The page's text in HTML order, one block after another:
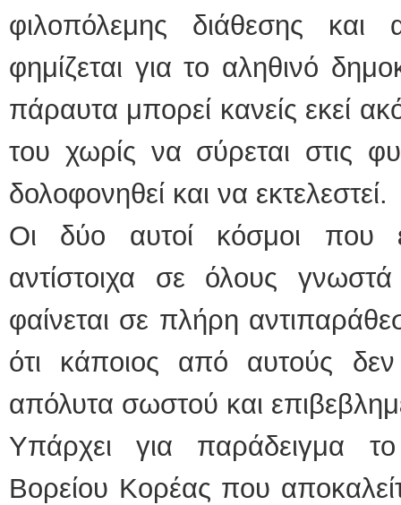
φιλοπόλεμης διάθεσης
φημίζεται για το αληθινό
πάραυτα μπορεί κανείς εκεί
του χωρίς να σύρεται στις
δολοφονηθεί και να εκτελεστεί.
Οι δύο αυτοί κόσμοι που
αντίστοιχα σε όλους
φαίνεται σε πλήρη
ότι κάποιος από αυτούς δεν
απόλυτα σωστού και
Υπάρχει για παράδειγμα
Βορείου Κορέας που